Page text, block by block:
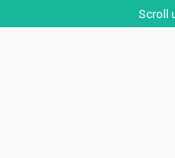
Scroll